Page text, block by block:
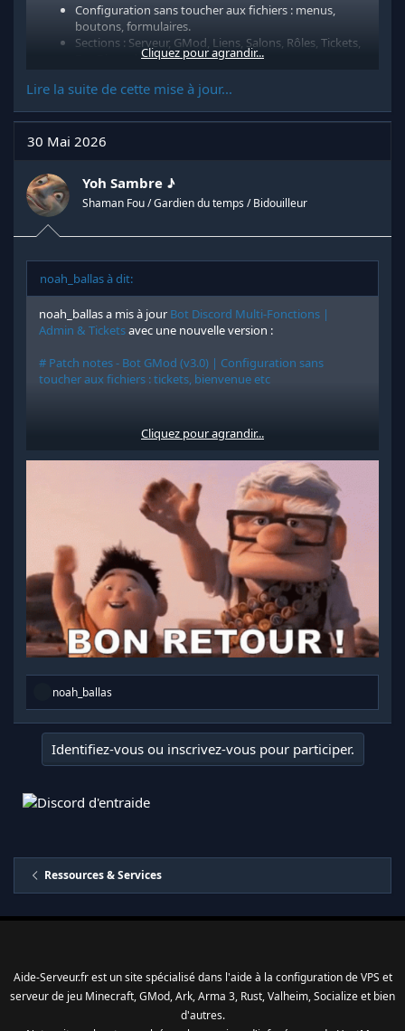
Configuration sans toucher aux fichiers : menus,
boutons, formulaires.
Sections : Serveur, GMod, Liens, Salons, Rôles, Tickets,
etc.) via
menu d'ouverture.
Fermeture avec délai (ex. 10 secondes) avant...
Cliquez pour agrandir...
Lire la suite de cette mise à jour...
30 Mai 2026
Yoh Sambre ♪
Shaman Fou / Gardien du temps / Bidouilleur
noah_ballas à dit:
noah_ballas a mis à jour Bot Discord Multi-Fonctions |
Admin & Ticketsavec une nouvelle version :
# Patch notes - Bot GMod (v3.0) | Configuration sans
toucher aux fichiers : tickets, bienvenue etc
Lire la suite de cette mise à jour...
Cliquez pour agrandir...
R
a
c
t
i
s
noah_ballas
Identifiez-vous ou inscrivez-vous pour participer.
Ressources & Services
Aide-Serveur.fr est un site spécialisé dans l'aide à la configuration de VPS et
serveur de jeu Minecraft, GMod, Ark, Arma 3, Rust, Valheim, Socialize et bien
d'autres.